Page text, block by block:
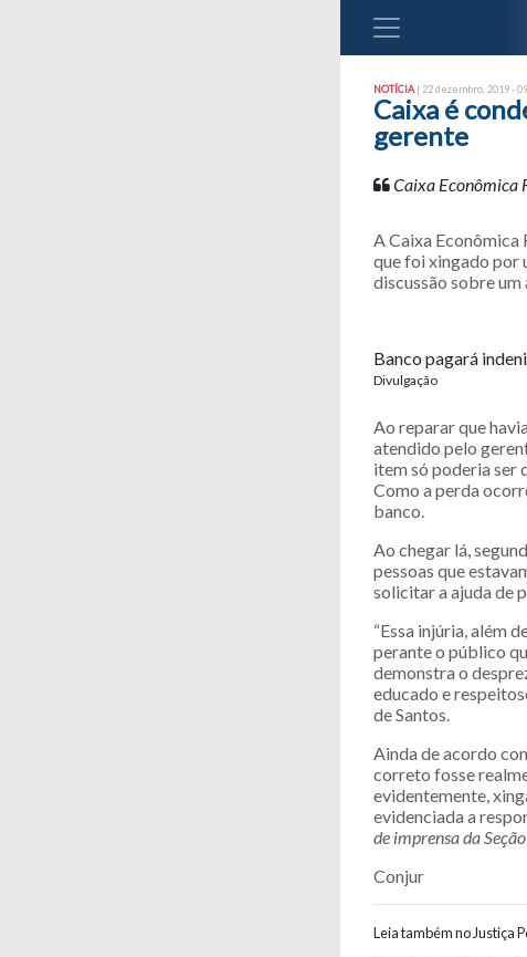
NOTÍCIA | 22 dezembro, 2019 -
Caixa é
gerente
Caixa Econômica
A Caixa Econômica
que foi xingado por
discussão sobre um
Banco pagará
Divulgação
Ao reparar que
atendido pelo
item só poderia ser
Como a perda
banco.
Ao chegar lá,
pessoas que
solicitar a ajuda de
“Essa injúria, além
perante o público
demonstra o
educado e
de Santos.
Ainda de acordo
correto fosse
evidentemente,
evidenciada a
de imprensa da
Conjur
Leia também no Justiça